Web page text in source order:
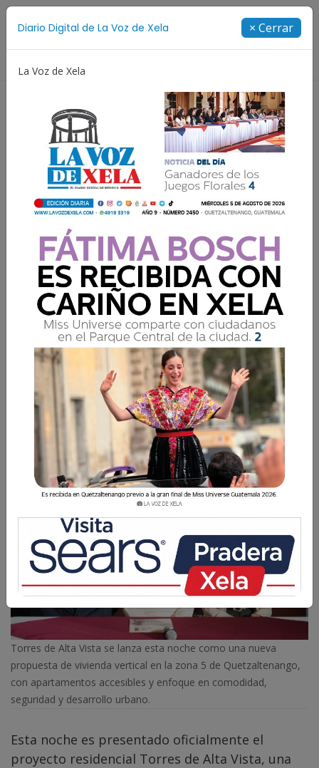
Diario Digital de La Voz de Xela × Cerrar
La Voz de Xela
Infantil
Torres de Alta Vista se
lanza esta noche en
Quetzaltenango
Para más información, los interesados pueden
comunicarse al 3757 7227.
La Voz de Xela 15 Mayo 2026 20:05
Torres de Alta Vista se lanza esta noche como una nueva
propuesta de vivienda vertical en la zona 5 de Quetzaltenango,
con apartamentos accesibles y enfoque en comodidad,
seguridad y desarrollo urbano.
Esta noche es presentado oficialmente el
proyecto residencial Torres de Alta Vista, una